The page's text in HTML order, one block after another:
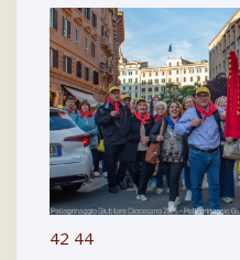
42 44